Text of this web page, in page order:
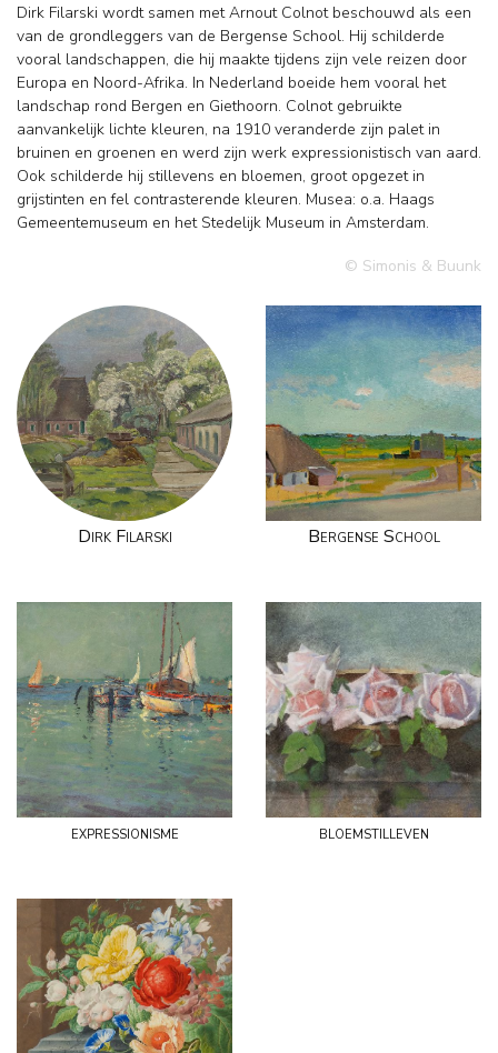
Dirk Filarski wordt samen met Arnout Colnot beschouwd als een
van de grondleggers van de Bergense School. Hij schilderde
vooral landschappen, die hij maakte tijdens zijn vele reizen door
Europa en Noord-Afrika. In Nederland boeide hem vooral het
landschap rond Bergen en Giethoorn. Colnot gebruikte
aanvankelijk lichte kleuren, na 1910 veranderde zijn palet in
bruinen en groenen en werd zijn werk expressionistisch van aard.
Ook schilderde hij stillevens en bloemen, groot opgezet in
grijstinten en fel contrasterende kleuren. Musea: o.a. Haags
Gemeentemuseum en het Stedelijk Museum in Amsterdam.
© Simonis & Buunk
Dirk Filarski Bergense School
expressionisme bloemstilleven